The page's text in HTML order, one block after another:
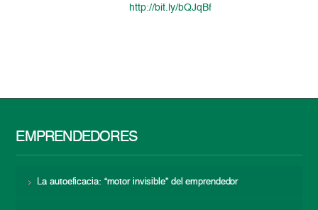
http://bit.ly/bQJqBf
EMPRENDEDORES
La autoeficacia: “motor invisible” del emprendedor